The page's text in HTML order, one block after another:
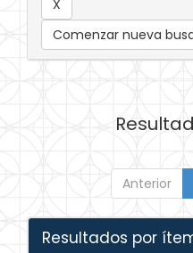
Comenzar nueva
Anterior
Resultados por